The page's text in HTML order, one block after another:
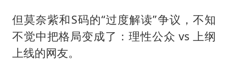
但莫奈紫和S码的“过度解读”争议，不知
不觉中把格局变成了：理性公众 vs 上纲
上线的网友。